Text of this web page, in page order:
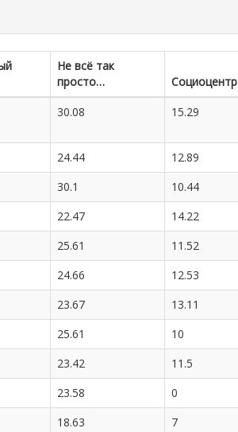
Не всё так
просто…
Социоцентр
30.08 15.29
24.44 12.89
30.1 10.44
22.47 14.22
25.61 11.52
24.66 12.53
23.67 13.11
25.61 10
23.42 11.5
23.58 0
18.63 7